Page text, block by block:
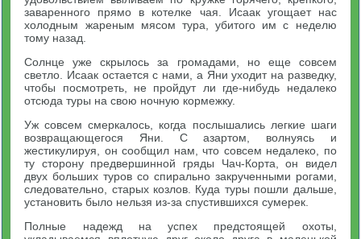
заваренного прямо в котелке чая. Исаак угощает нас
холодным жареным мясом тура, убитого им с неделю
тому назад.
Солнце уже скрылось за громадами, но еще совсем
светло. Исаак остается с нами, а Яни уходит на разведку,
чтобы посмотреть, не пройдут ли где-нибудь недалеко
отсюда туры на свою ночную кормежку.
Уж совсем смеркалось, когда послышались легкие шаги
возвращающегося Яни. С азартом, волнуясь и
жестикулируя, он сообщил нам, что совсем недалеко, по
ту сторону предвершинной гряды Чач-Корта, он видел
двух больших туров со спирально закрученными рогами,
следовательно, старых козлов. Куда туры пошли дальше,
установить было нельзя из-за спустившихся сумерек.
Полные надежд на успех предстоящей охоты,